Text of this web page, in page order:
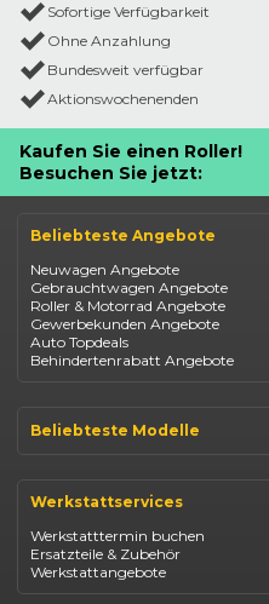
Sofortige Verfügbarkeit
Ohne Anzahlung
Bundesweit verfügbar
Aktionswochenenden
Kaufen Sie einen Roller!
Besuchen Sie jetzt:
Beliebteste Angebote
Neuwagen Angebote
Gebrauchtwagen Angebote
Roller & Motorrad Angebote
Gewerbekunden Angebote
Auto Topdeals
Behindertenrabatt Angebote
Beliebteste Modelle
Opel Corsa
Fiat 500
Dacia Duster
Dacia Sandero
Jeep Compass
Werkstattservices
Werkstatttermin buchen
Ersatzteile & Zubehör
Werkstattangebote